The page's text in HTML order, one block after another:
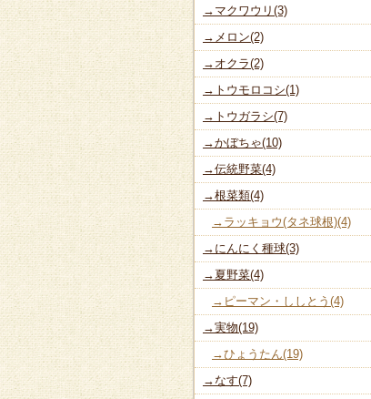
→マクワウリ(3)
→メロン(2)
→オクラ(2)
→トウモロコシ(1)
→トウガラシ(7)
→かぼちゃ(10)
→伝統野菜(4)
→根菜類(4)
→ラッキョウ(タネ球根)(4)
→にんにく種球(3)
→夏野菜(4)
→ピーマン・ししとう(4)
→実物(19)
→ひょうたん(19)
→なす(7)